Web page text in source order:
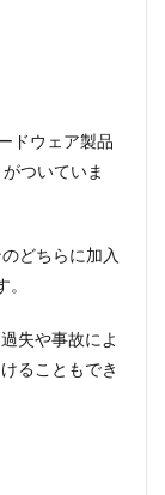
ドウェア製品
ついていま
どちらに加入
失や事故によ
ることもでき